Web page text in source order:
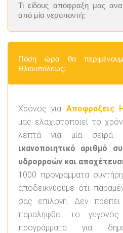
Τι είδους απόφραξη μας
από μία νεροποντή;
Πόση ώρα θα
Ηλιουπόλεως;
Χρόνος για Αποφράξεις
μας ελαχιστοποιεί το
λεπτά για μία σειρά
ικανοποιητικό αριθμό
υδρορροών και
1000 προγράμματα
αποδεικνύουμε ότι
σας επιλογή. Δεν
παραληφθεί το
προγράμματα για